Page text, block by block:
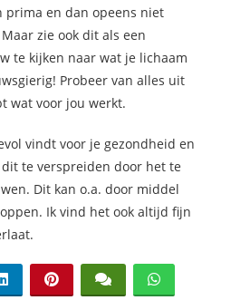
prima en dan opeens niet
zie ook dit als een
te kijken naar wat je lichaam
Probeer van alles uit
wat voor jou werkt.
vindt voor je gezondheid en
te verspreiden door het te
Dit kan o.a. door middel
Ik vind het ook altijd fijn